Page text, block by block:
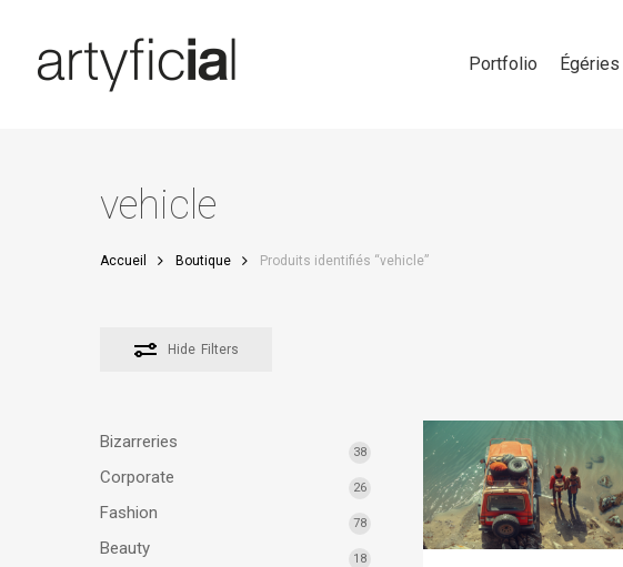
content
Portfolio Égéries
vehicle
Accueil Boutique Produits identifiés “vehicle”
Hide Filters
Bizarreries
38
Corporate
26
Fashion
78
Beauty
18